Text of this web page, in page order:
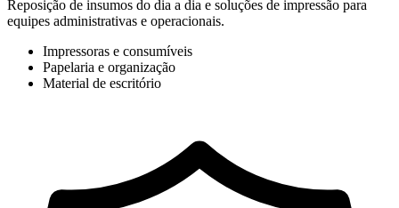
Reposição de insumos do dia a dia e soluções de impressão para
equipes administrativas e operacionais.
Impressoras e consumíveis
Papelaria e organização
Material de escritório